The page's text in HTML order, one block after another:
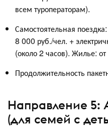
всем туроператорам).
Самостоятельная
8 000 руб./чел. +
(около 2 часов). Жилье:
Продолжительность
Направление 5:
(для семей с